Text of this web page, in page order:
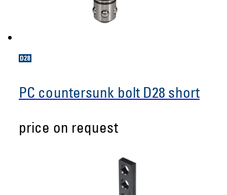
PC countersunk bolt D28 short
price on request